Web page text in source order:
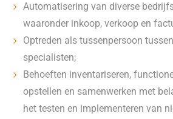
Automatisering van diverse
waaronder inkoop, verkoop en
Optreden als tussenpersoon
specialisten;
Behoeften inventariseren,
opstellen en samenwerken met
het testen en implementeren van